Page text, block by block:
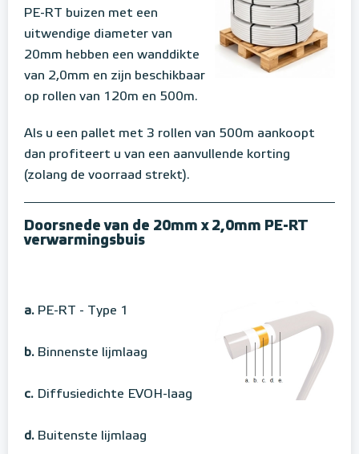
PE-RT buizen met een
uitwendige diameter van
20mm hebben een wanddikte
van 2,0mm en zijn beschikbaar
op rollen van 120m en 500m.
Als u een pallet met 3 rollen van 500m aankoopt
dan profiteert u van een aanvullende korting
(zolang de voorraad strekt).
Doorsnede van de 20mm x 2,0mm PE-RT
verwarmingsbuis
a. PE-RT - Type 1
b. Binnenste lijmlaag
c. Diffusiedichte EVOH-laag
d. Buitenste lijmlaag